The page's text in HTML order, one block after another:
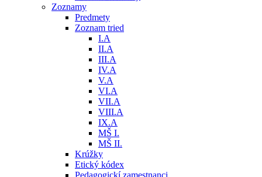
Zoznamy
Predmety
Zoznam tried
I.A
II.A
III.A
IV.A
V.A
VI.A
VII.A
VIII.A
IX.A
MŠ I.
MŠ II.
Krúžky
Etický kódex
Pedagogickí zamestnanci